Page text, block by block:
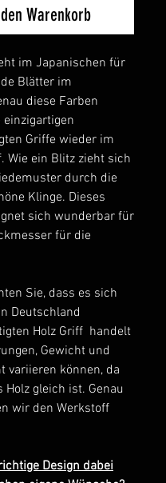
Warenkorb
im Japanischen für
Blätter im
diese Farben
einzigartigen
Griffe wieder im
Wie ein Blitz zieht sich
durch die
Klinge. Dieses
sich wunderbar für
für die
Sie, dass es sich
Deutschland
Holz Griff handelt
Gewicht und
variieren können, da
Holz gleich ist. Genau
wir den Werkstoff
Design dabei